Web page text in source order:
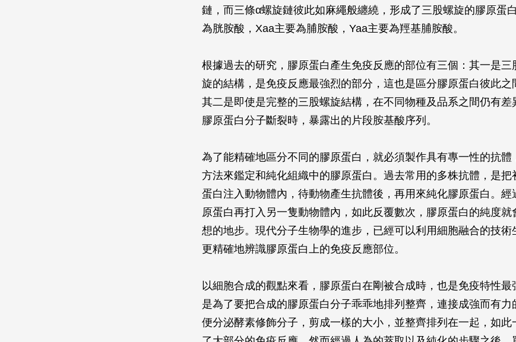
鏈，而三條α螺旋鏈彼此如麻繩般纏繞，形成了三股螺旋的膠原蛋
為胱胺酸，Xaa主要為脯胺酸，Yaa主要為羥基脯胺酸。
根據過去的研究，膠原蛋白產生免疫反應的部位有三個：其一是三
旋的結構，是免疫反應最強烈的部分，這也是區分膠原蛋白彼此之
其二是即使是完整的三股螺旋結構，在不同物種及品系之間仍有差
膠原蛋白分子斷裂時，暴露出的片段胺基酸序列。
為了能精確地區分不同的膠原蛋白，就必須製作具有專一性的抗體
方法來鑑定和純化組織中的膠原蛋白。過去常用的多株抗體，是把
蛋白注入動物體內，待動物產生抗體後，再用來純化膠原蛋白。經
原蛋白再打入另一隻動物體內，如此反覆數次，膠原蛋白的純度就
想的地步。現代分子生物學的進步，已經可以利用細胞融合的技術
更精確地辨識膠原蛋白上的免疫反應部位。
以細胞合成的觀點來看，膠原蛋白在剛被合成時，也是免疫特性最
是為了要把合成的膠原蛋白分子乖乖地排列整齊，連接成強而有力
便分泌酵素修飾分子，剪成一樣的大小，並整齊排列在一起，如此